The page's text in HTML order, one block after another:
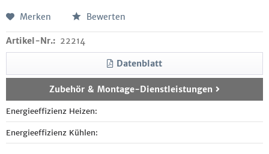
Merken Bewerten
Artikel-Nr.: 22214
Datenblatt
Zubehör & Montage-Dienstleistungen
Energieeffizienz Heizen:
Energieeffizienz Kühlen: